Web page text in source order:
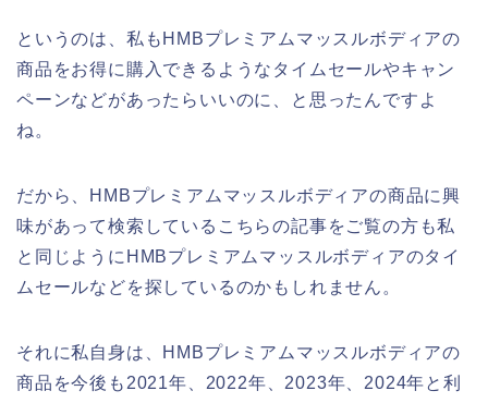
というのは、私もHMBプレミアムマッスルボディアの
商品をお得に購入できるようなタイムセールやキャン
ペーンなどがあったらいいのに、と思ったんですよ
ね。
だから、HMBプレミアムマッスルボディアの商品に興
味があって検索しているこちらの記事をご覧の方も私
と同じようにHMBプレミアムマッスルボディアのタイ
ムセールなどを探しているのかもしれません。
それに私自身は、HMBプレミアムマッスルボディアの
商品を今後も2021年、2022年、2023年、2024年と利